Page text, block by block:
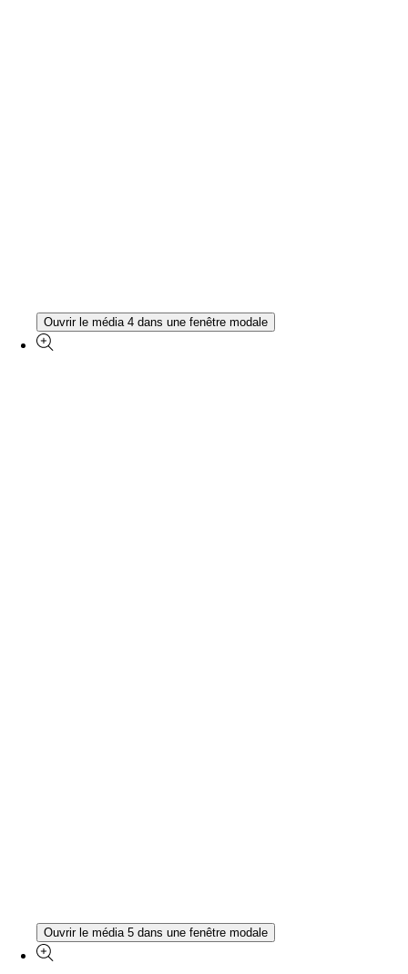
Ouvrir le média 4 dans une fenêtre modale
Ouvrir le média 5 dans une fenêtre modale